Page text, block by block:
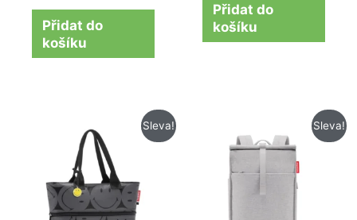
Přidat do
košíku
Přidat do
košíku
Sleva!
cena
byla:
715 Kč.
Aktuální
cena
615 Kč.
Sleva!
cena
byla:
1
315 Kč.
Aktuální
cena